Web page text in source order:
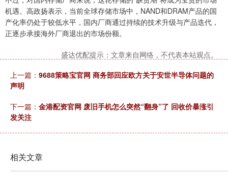
机遇。高政扬表示，当前全球存储市场中，NAND和DRAM产品的国
产化率仍处于较低水平，国内厂商通过持续的技术升级与产品迭代，
正逐步承接海外厂商退出的市场份额。
盛达优配提示：文章来自网络，不代表本站观点。
上一篇： 9688策略宝官网 商务部回应欧方关于安世半导体问题的
声明
下一篇： 金港配资官网 废旧手机怎么突然“翻身”了 回收价暴涨引
发关注
相关文章